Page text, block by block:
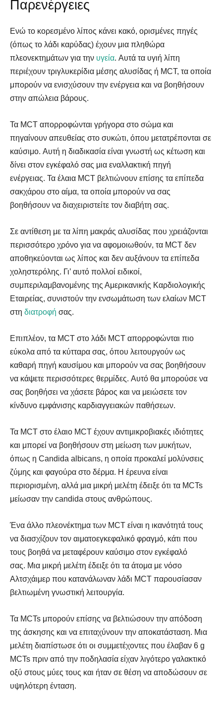
Παρενέργειες
Ενώ το κορεσμένο λίπος κάνει κακό, ορισμένες πηγές
(όπως το λάδι καρύδας) έχουν μια πληθώρα
πλεονεκτημάτων για την υγεία. Αυτά τα υγιή λίπη
περιέχουν τριγλυκερίδια μέσης αλυσίδας ή MCT, τα οποία
μπορούν να ενισχύσουν την ενέργεια και να βοηθήσουν
στην απώλεια βάρους.
Τα MCT απορροφώνται γρήγορα στο σώμα και
πηγαίνουν απευθείας στο συκώτι, όπου μετατρέπονται σε
καύσιμο. Αυτή η διαδικασία είναι γνωστή ως κέτωση και
δίνει στον εγκέφαλό σας μια εναλλακτική πηγή
ενέργειας. Τα έλαια MCT βελτιώνουν επίσης τα επίπεδα
σακχάρου στο αίμα, τα οποία μπορούν να σας
βοηθήσουν να διαχειριστείτε τον διαβήτη σας.
Σε αντίθεση με τα λίπη μακράς αλυσίδας που χρειάζονται
περισσότερο χρόνο για να αφομοιωθούν, τα MCT δεν
αποθηκεύονται ως λίπος και δεν αυξάνουν τα επίπεδα
χοληστερόλης. Γι’ αυτό πολλοί ειδικοί,
συμπεριλαμβανομένης της Αμερικανικής Καρδιολογικής
Εταιρείας, συνιστούν την ενσωμάτωση των ελαίων MCT
στη διατροφή σας.
Επιπλέον, τα MCT στο λάδι MCT απορροφώνται πιο
εύκολα από τα κύτταρα σας, όπου λειτουργούν ως
καθαρή πηγή καυσίμου και μπορούν να σας βοηθήσουν
να κάψετε περισσότερες θερμίδες. Αυτό θα μπορούσε να
σας βοηθήσει να χάσετε βάρος και να μειώσετε τον
κίνδυνο εμφάνισης καρδιαγγειακών παθήσεων.
Τα MCT στο έλαιο MCT έχουν αντιμικροβιακές ιδιότητες
και μπορεί να βοηθήσουν στη μείωση των μυκήτων,
όπως η Candida albicans, η οποία προκαλεί μολύνσεις
ζύμης και φαγούρα στο δέρμα. Η έρευνα είναι
περιορισμένη, αλλά μια μικρή μελέτη έδειξε ότι τα MCTs
μείωσαν την candida στους ανθρώπους.
Ένα άλλο πλεονέκτημα των MCT είναι η ικανότητά τους
να διασχίζουν τον αιματοεγκεφαλικό φραγμό, κάτι που
τους βοηθά να μεταφέρουν καύσιμο στον εγκέφαλό
σας. Μια μικρή μελέτη έδειξε ότι τα άτομα με νόσο
Αλτσχάιμερ που κατανάλωναν λάδι MCT παρουσίασαν
βελτιωμένη γνωστική λειτουργία.
Τα MCTs μπορούν επίσης να βελτιώσουν την απόδοση
της άσκησης και να επιταχύνουν την αποκατάσταση. Μια
μελέτη διαπίστωσε ότι οι συμμετέχοντες που έλαβαν 6 g
MCTs πριν από την ποδηλασία είχαν λιγότερο γαλακτικό
οξύ στους μύες τους και ήταν σε θέση να αποδώσουν σε
υψηλότερη ένταση.